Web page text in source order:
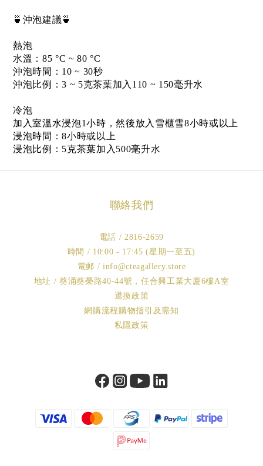
🍵沖泡建議🍵
熱泡
水溫：85 °C ~ 80 °C
沖泡時間：10 ~ 30秒
沖泡比例：3 ~ 5克茶葉加入110 ~ 150毫升水
冷泡
加入室溫水浸泡1小時，然後放入雪櫃雪8小時或以上
浸泡時間：8小時或以上
浸泡比例：5克茶葉加入500毫升水
聯絡我們
電話 / 2816-2659
時間 / 10:00 - 17:45 (星期一至五)
電郵 / info@cteagallery.store
地址 / 葵涌葵榮路40-44號，任合興工業大廈6樓A室
退換政策
網購流程購物指引及需知
私隱政策